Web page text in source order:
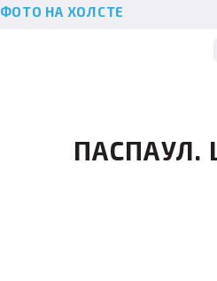
ФОТО НА ХОЛСТЕ
ПАСПАУЛ.